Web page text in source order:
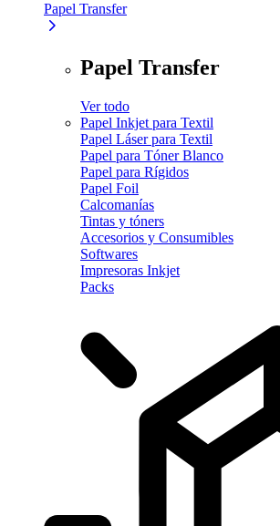
Papel Transfer
Papel Transfer
Ver todo
Papel Inkjet para Textil
Papel Láser para Textil
Papel para Tóner Blanco
Papel para Rígidos
Papel Foil
Calcomanías
Tintas y tóners
Accesorios y Consumibles
Softwares
Impresoras Inkjet
Packs